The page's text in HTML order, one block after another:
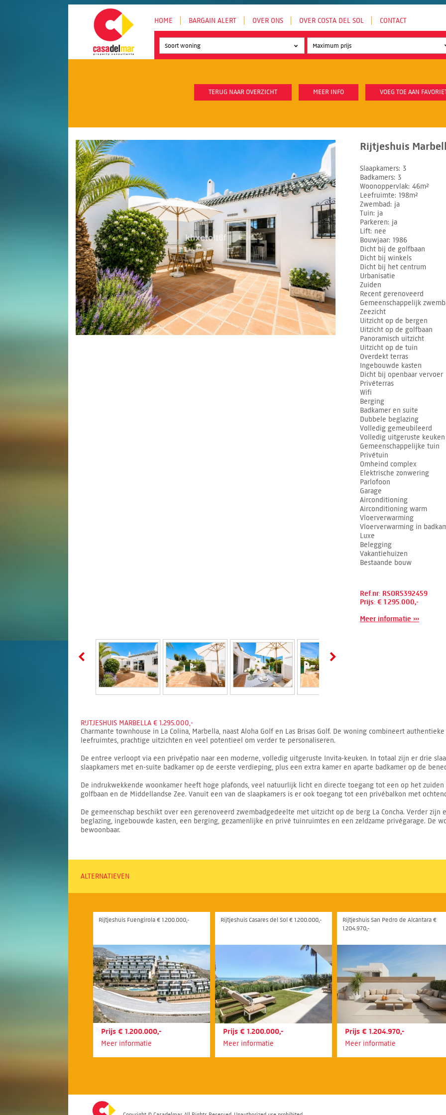
HOME BARGAIN ALERT OVER ONS OVER COSTA DEL SOL CONTACT
Soort woning
TERUG NAAR OVERZICHT MEER INFO VOEG TOE AAN
Rijtjeshuis
Slaapkamers 3
Badkamers 3
Woonoppervlak 46m²
Leefruimte 198m²
Zwembad
ja
Tuin ja
Parkeren ja
Lift nee
Bouwjaar 1986
Dicht bij de golfbaan
Dicht bij winkels
Dicht bij het centrum
Urbanisatie
Zuiden
Recent gerenoveerd
Gemeenschappelijk
Zeezicht
Uitzicht op de bergen
Uitzicht op de golfbaan
Panoramisch uitzicht
Uitzicht op de tuin
Overdekt terras
Ingebouwde kasten
Dicht bij openbaar vervoer
Privéterras
Wifi
Berging
Badkamer en suite
Dubbele beglazing
Volledig gemeubileerd
Volledig uitgeruste keuken
Gemeenschappelijke tuin
Privétuin
Omheind complex
Elektrische zonwering
Parlofoon
Garage
Airconditioning
Airconditioning warm
Vloerverwarming
Vloerverwarming in
Luxe
Belegging
Vakantiehuizen
Bestaande bouw
Ref.nr: RSOR5392459
Prijs: € 1.295.000,-
Meer informatie ›››
RIJTJESHUIS MARBELLA € 1.295.000,-
Charmante townhouse in La Colina, Marbella, naast Aloha Golf en Las Brisas Golf. De woning combineert
leefruimtes, prachtige uitzichten en veel potentieel om verder te personaliseren.
De entree verloopt via een privépatio naar een moderne, volledig uitgeruste Invita-keuken. In totaal zijn er drie
slaapkamers met en-suite badkamer op de eerste verdieping, plus een extra kamer en aparte badkamer op de
De indrukwekkende woonkamer heeft hoge plafonds, veel natuurlijk licht en directe toegang tot een op het
golfbaan en de Middellandse Zee. Vanuit een van de slaapkamers is er ook toegang tot een privébalkon met
De gemeenschap beschikt over een gerenoveerd zwembadgedeelte met uitzicht op de berg La Concha. Verder
beglazing, ingebouwde kasten, een berging, gezamenlijke en privé tuinruimtes en een zeldzame privégarage. De
bewoonbaar.
ALTERNATIEVEN
Rijtjeshuis Fuengirola € 1.200.000,-
Prijs € 1.200.000,-
Meer informatie
Rijtjeshuis Casares del Sol € 1.200.000,-
Prijs € 1.200.000,-
Meer informatie
Rijtjeshuis San Pedro de Alcántara €
1.204.970,-
Prijs € 1.204.970,-
Meer informatie